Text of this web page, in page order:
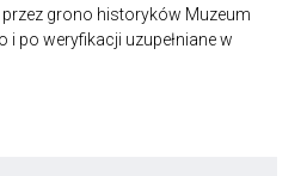
grono historyków Muzeum
po weryfikacji uzupełniane w